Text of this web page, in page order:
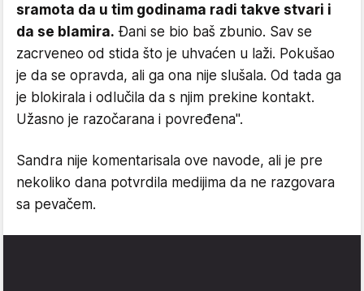
sramota da u tim godinama radi takve stvari i
da se blamira. Đani se bio baš zbunio. Sav se
zacrveneo od stida što je uhvaćen u laži. Pokušao
je da se opravda, ali ga ona nije slušala. Od tada ga
je blokirala i odlučila da s njim prekine kontakt.
Užasno je razočarana i povređena".
Sandra nije komentarisala ove navode, ali je pre
nekoliko dana potvrdila medijima da ne razgovara
sa pevačem.